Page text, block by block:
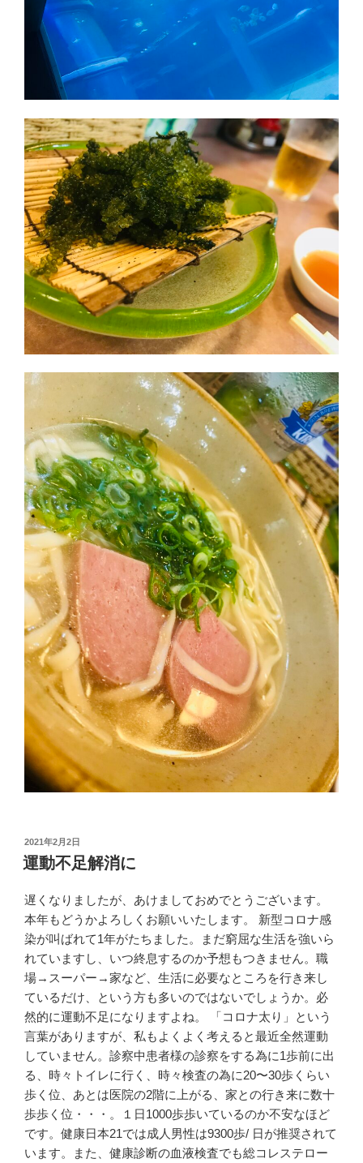
投
稿
日:
2021年2月2日
運動不足解消に
遅くなりましたが、あけましておめでとうございます。
本年もどうかよろしくお願いいたします。 新型コロナ感
染が叫ばれて1年がたちました。まだ窮屈な生活を強いら
れていますし、いつ終息するのか予想もつきません。職
場→スーパー→家など、生活に必要なところを行き来し
ているだけ、という方も多いのではないでしょうか。必
然的に運動不足になりますよね。 「コロナ太り」という
言葉がありますが、私もよくよく考えると最近全然運動
していません。診察中患者様の診察をする為に1歩前に出
る、時々トイレに行く、時々検査の為に20〜30歩くらい
歩く位、あとは医院の2階に上がる、家との行き来に数十
歩歩く位・・・。１日1000歩歩いているのか不安なほど
です。健康日本21では成人男性は9300歩/ 日が推奨されて
います。また、健康診断の血液検査でも総コレステロー